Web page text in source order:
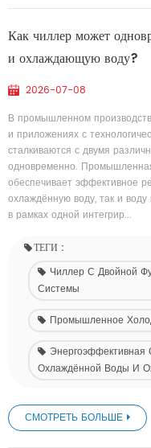
Как чиллер может
и охлаждающую воду?
2026-07-08
В промышленном
и приложениях с
сталкиваются с двумя
одновременно.
обеспечивает эффективное
охлаждённую воду, так и
в рамках одной интегрир...
ТЕГИ :
Чиллер С Двойной
Системы
Промышленное
Охлаждённой Воды И
СМОТРЕТЬ БОЛЬШЕ